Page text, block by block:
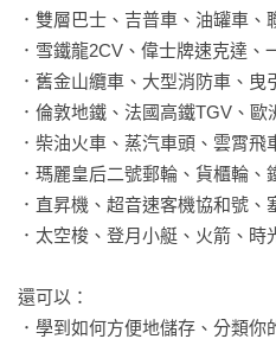
．雙層巴士、吉普車、油罐車、
．雪鐵龍2CV、偉士牌速克達、
．舊金山纜車、大型消防車、
．倫敦地鐵、法國高鐵TGV、歐
．柴油火車、蒸汽車頭、雲霄飛
．瑪麗皇后二號郵輪、貨櫃輪、
．直昇機、超音速客機協和號、
．太空梭、登月小艇、火箭、時
還可以：
．學到如何方便地儲存、分類你